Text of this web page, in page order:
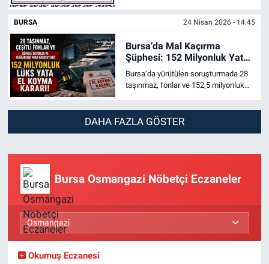
BURSA 24 Nisan 2026 - 14:45
Bursa’da Mal Kaçırma
Şüphesi: 152 Milyonluk Yata
El Kondu
Bursa’da yürütülen soruşturmada 28
taşınmaz, fonlar ve 152,5 milyonluk
çeken devirleri ortaya koydu.
DAHA FAZLA GÖSTER
Bursa Osmangazi Nöbetçi Eczaneler
Okumuş Eczanesi